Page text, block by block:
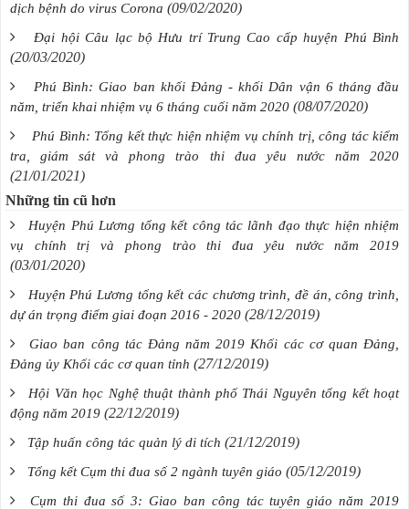
dịch bệnh do virus Corona (09/02/2020)
Đại hội Câu lạc bộ Hưu trí Trung Cao cấp huyện Phú Bình
(20/03/2020)
Phú Bình: Giao ban khối Đảng - khối Dân vận 6 tháng đầu
năm, triển khai nhiệm vụ 6 tháng cuối năm 2020 (08/07/2020)
Phú Bình: Tổng kết thực hiện nhiệm vụ chính trị, công tác kiểm
tra, giám sát và phong trào thi đua yêu nước năm 2020
(21/01/2021)
Những tin cũ hơn
Huyện Phú Lương tổng kết công tác lãnh đạo thực hiện nhiệm
vụ chính trị và phong trào thi đua yêu nước năm 2019
(03/01/2020)
Huyện Phú Lương tổng kết các chương trình, đề án, công trình,
dự án trọng điểm giai đoạn 2016 - 2020 (28/12/2019)
Giao ban công tác Đảng năm 2019 Khối các cơ quan Đảng,
Đảng ủy Khối các cơ quan tỉnh (27/12/2019)
Hội Văn học Nghệ thuật thành phố Thái Nguyên tổng kết hoạt
động năm 2019 (22/12/2019)
Tập huấn công tác quản lý di tích (21/12/2019)
Tổng kết Cụm thi đua số 2 ngành tuyên giáo (05/12/2019)
Cụm thi đua số 3: Giao ban công tác tuyên giáo năm 2019